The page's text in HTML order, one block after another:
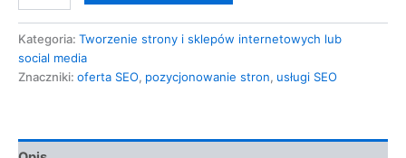
Kategoria: Tworzenie strony i sklepów internetowych lub
social media
Znaczniki: oferta SEO, pozycjonowanie stron, usługi SEO